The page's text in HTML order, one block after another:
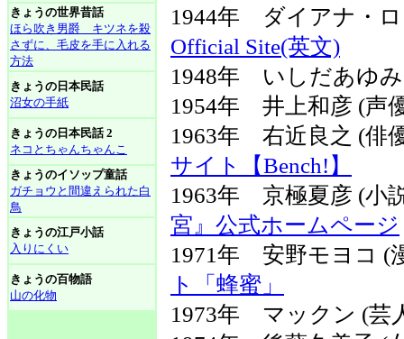
きょうの世界昔話
ほら吹き男爵 キツネを殺
さずに、毛皮を手に入れる
方法
きょうの日本民話
沼女の手紙
きょうの日本民話 2
ネコとちゃんちゃんこ
きょうのイソップ童話
ガチョウと間違えられた白
鳥
きょうの江戸小話
入りにくい
きょうの百物語
山の化物
1944年 ダイアナ
Official Site(英文)
1948年 いしだあゆみ
1954年 井上和彦 (
1963年 右近良之 (
サイト【Bench!】
1963年 京極夏彦 (
宮』公式ホームページ
1971年 安野モヨ
ト「蜂蜜」
1973年 マックン (芸